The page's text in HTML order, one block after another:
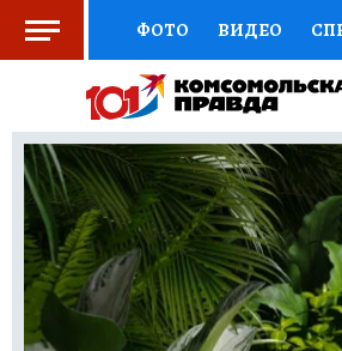
ФОТО ВИДЕО
ЗДОРОВЬЕ
ВЫБОР ЭКСПЕРТОВ
КНИЖНАЯ ПОЛКА
ПРЕСС-ЦЕНТР
КОЛЛЕКЦИИ